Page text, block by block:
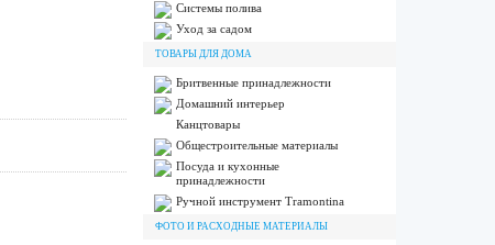
Системы полива
Уход за садом
ТОВАРЫ ДЛЯ ДОМА
Бритвенные принадлежности
Домашний интерьер
Канцтовары
Общестроительные материалы
Посуда и кухонные
принадлежности
Ручной инструмент Tramontina
ФОТО И РАСХОДНЫЕ МАТЕРИАЛЫ